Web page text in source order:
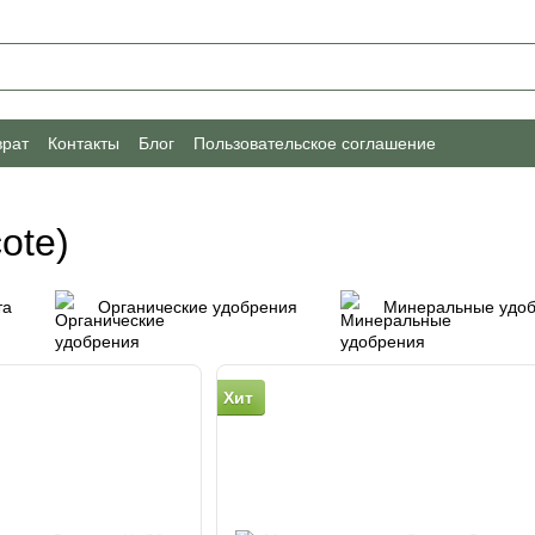
Контакты Блог Пользовательское соглашение
Органические удобрения Минеральные
Хит